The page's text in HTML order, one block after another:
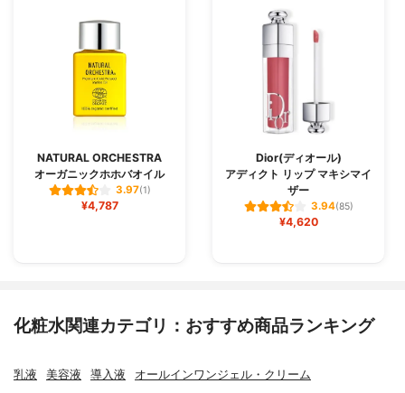
NATURAL ORCHESTRA
オーガニックホホバオイル
3.97(1)
¥4,787
Dior(ディオール)
アディクト リップ マキシマイ
ザー
3.94(85)
¥4,620
化粧水関連カテゴリ：おすすめ商品ランキング
乳液 美容液 導入液 オールインワンジェル・クリーム